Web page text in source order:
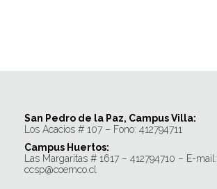
San Pedro de la Paz, Campus Villa:
Los Acacios # 107 – Fono: 412794711
Campus Huertos:
Las Margaritas # 1617 – 412794710 – E-mail:
ccsp@coemco.cl